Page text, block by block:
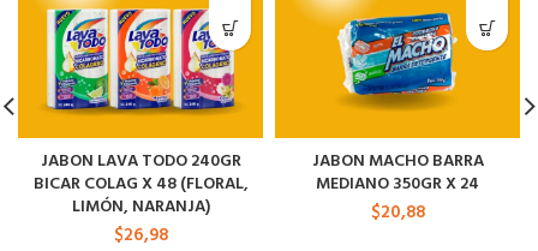
JABON LAVA TODO 240GR
BICAR COLAG X 48 (FLORAL,
LIMÓN, NARANJA)
$26,98
JABON MACHO BARRA
MEDIANO 350GR X 24
$20,88